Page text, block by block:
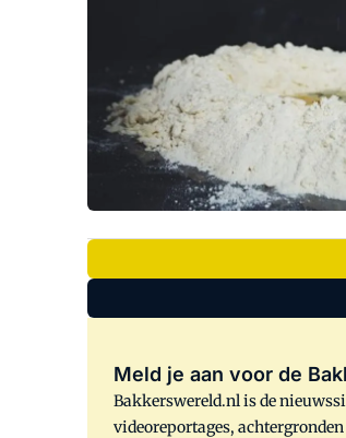
Meld je aan voor de
Bakkerswereld.nl is de
videoreportages,